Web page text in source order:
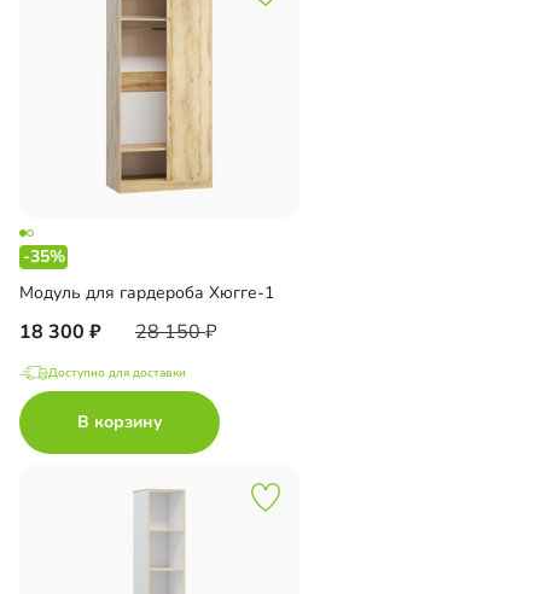
-35%
Модуль для гардероба Хюгге-1
18 300 28 150
Доступно для доставки
В корзину